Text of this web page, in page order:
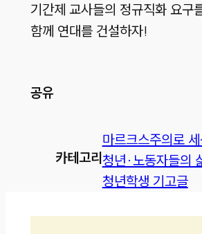
기간제 교사들의 정규직화 요구
함께 연대를 건설하자!
공유
카테고리
마르크스주의로
청년·노동자들의
청년학생 기고글